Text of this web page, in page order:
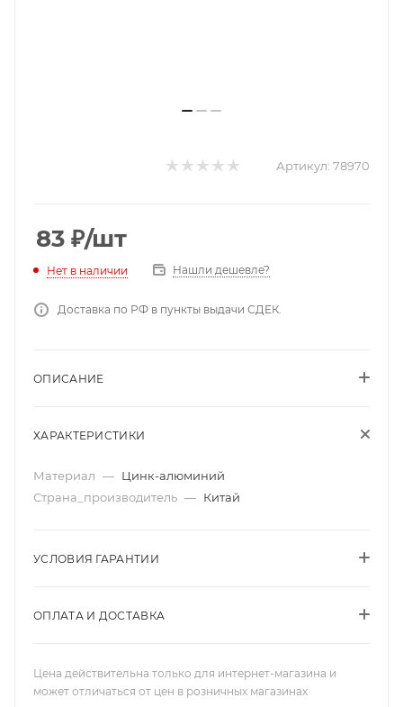
Артикул: 78970
83 ₽/шт
Нет в наличии Нашли дешевле?
Доставка по РФ в пункты выдачи СДЕК.
ОПИСАНИЕ
ХАРАКТЕРИСТИКИ
Материал — Цинк-алюминий
Страна_производитель — Китай
УСЛОВИЯ ГАРАНТИИ
ОПЛАТА И ДОСТАВКА
Цена действительна только для интернет-магазина и
может отличаться от цен в розничных магазинах